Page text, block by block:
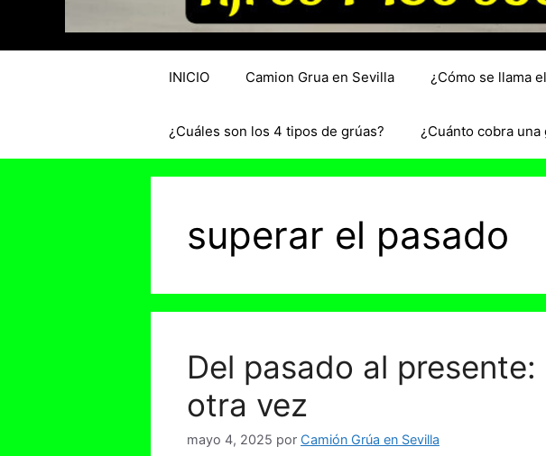
INICIO Camion Grua en Sevilla ¿Cómo se llama
¿Cuáles son los 4 tipos de grúas? ¿Cuánto cobra
superar el pasado
Del pasado al
otra vez
mayo 4, 2025 por Camión Grúa en Sevilla